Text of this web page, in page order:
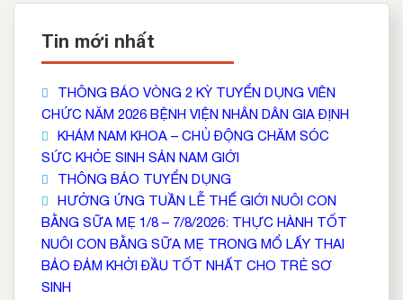
Tin mới nhất
THÔNG BÁO VÒNG 2 KỲ TUYỂN DỤNG VIÊN
CHỨC NĂM 2026 BỆNH VIỆN NHÂN DÂN GIA ĐỊNH
KHÁM NAM KHOA – CHỦ ĐỘNG CHĂM SÓC
SỨC KHỎE SINH SẢN NAM GIỚI
THÔNG BÁO TUYỂN DỤNG
HƯỞNG ỨNG TUẦN LỄ THẾ GIỚI NUÔI CON
BẰNG SỮA MẸ 1/8 – 7/8/2026: THỰC HÀNH TỐT
NUÔI CON BẰNG SỮA MẸ TRONG MỔ LẤY THAI
BẢO ĐẢM KHỞI ĐẦU TỐT NHẤT CHO TRẺ SƠ
SINH